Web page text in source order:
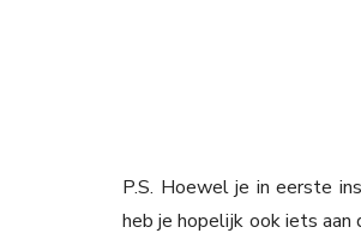
P.S. Hoewel je in eerste
heb je hopelijk ook iets